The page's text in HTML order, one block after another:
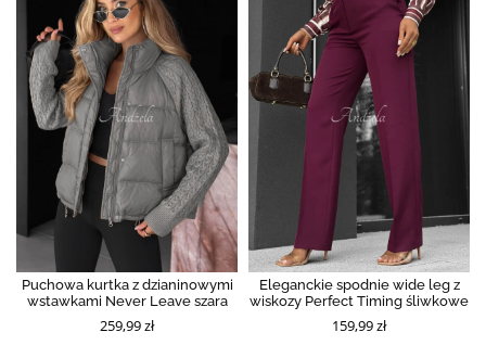
Puchowa kurtka z dzianinowymi
wstawkami Never Leave szara
259,99 zł
Eleganckie spodnie wide leg z
wiskozy Perfect Timing śliwkowe
159,99 zł